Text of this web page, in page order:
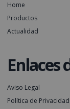
Home
Productos
Actualidad
Enlaces
Aviso Legal
Política de Privacidad